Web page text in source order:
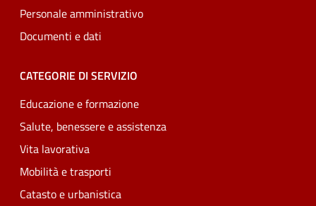
Personale amministrativo
Documenti e dati
CATEGORIE DI SERVIZIO
Educazione e formazione
Salute, benessere e assistenza
Vita lavorativa
Mobilità e trasporti
Catasto e urbanistica